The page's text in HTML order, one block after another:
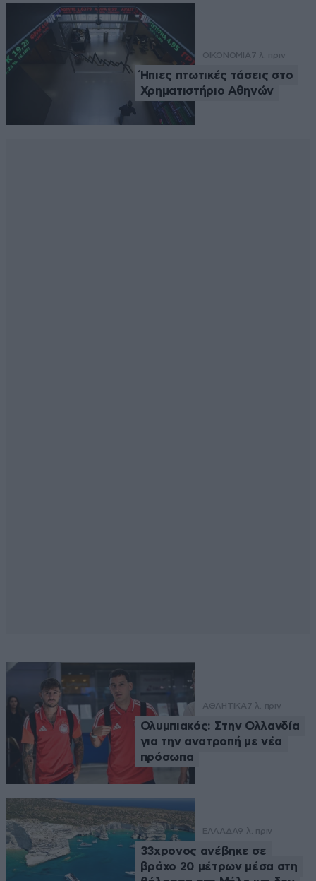
ΟΙΚΟΝΟΜΙΑ7 λ. πριν
Ήπιες πτωτικές τάσεις στο
Χρηματιστήριο Αθηνών
ΑΘΛΗΤΙΚΑ7 λ. πριν
Ολυμπιακός: Στην Ολλανδία
για την ανατροπή με νέα
πρόσωπα
ΕΛΛΑΔΑ9 λ. πριν
33χρονος ανέβηκε σε
βράχο 20 μέτρων μέσα στη